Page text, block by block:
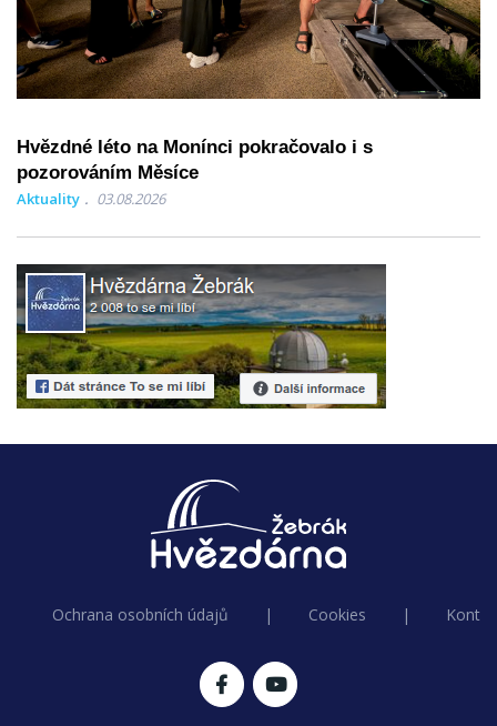
Hvězdné léto na Monínci pokračovalo i s
pozorováním Měsíce
Aktuality 03.08.2026
Ochrana osobních údajů | Cookies |